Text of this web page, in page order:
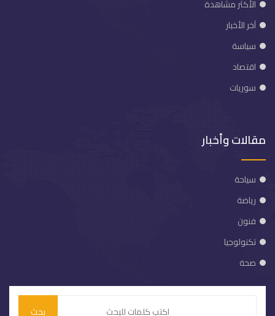
الأكثر مشاهدة
آخر الأخبار
سياسة
اقتصاد
سوريات
مقالات وأخبار
سياحة
رياضة
فنون
تكنولوجيا
صحة
بحث